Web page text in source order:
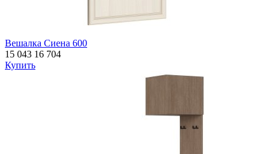
Вешалка Сиена 600
15 043 16 704
Купить